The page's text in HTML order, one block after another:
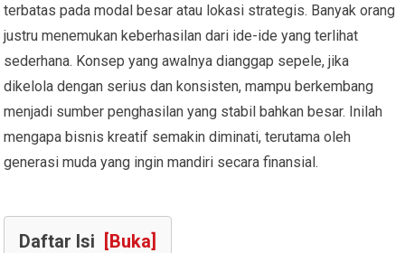
terbatas pada modal besar atau lokasi strategis. Banyak orang
justru menemukan keberhasilan dari ide-ide yang terlihat
sederhana. Konsep yang awalnya dianggap sepele, jika
dikelola dengan serius dan konsisten, mampu berkembang
menjadi sumber penghasilan yang stabil bahkan besar. Inilah
mengapa bisnis kreatif semakin diminati, terutama oleh
generasi muda yang ingin mandiri secara finansial.
Daftar Isi [Buka]